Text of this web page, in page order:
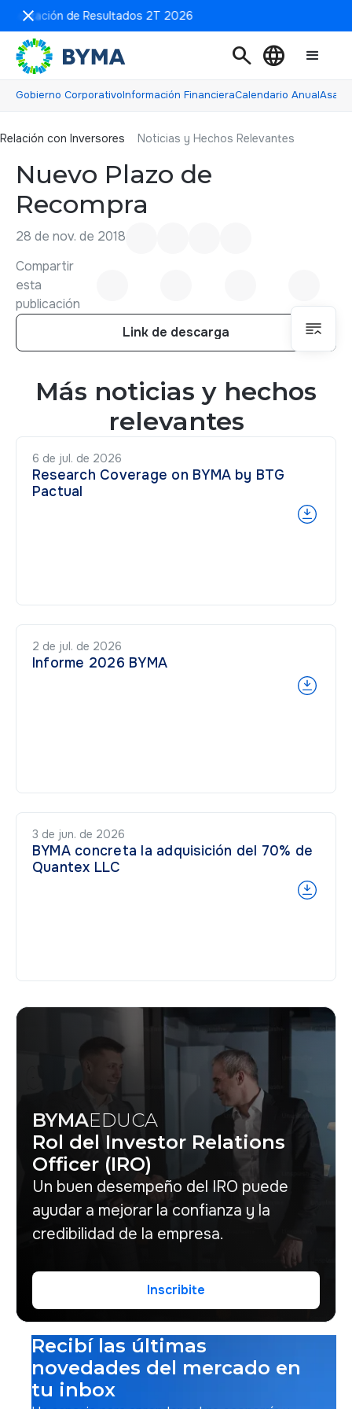
de Resultados 2T 2026
search language
Relación con inversores
Gobierno CorporativoInformación FinancieraCalendario Anual
Relación con Inversores Noticias y Hechos Relevantes
Nuevo Plazo de
Recompra
28 de nov. de 2018
Compartir
esta
publicación
Link de descarga
Más noticias y hechos
relevantes
6 de jul. de 2026
Research Coverage on BYMA by BTG
Pactual
2 de jul. de 2026
Informe 2026 BYMA
3 de jun. de 2026
BYMA concreta la adquisición del 70% de
Quantex LLC
BYMAEDUCA
Rol del Investor Relations
Officer (IRO)
Un buen desempeño del IRO puede
ayudar a mejorar la confianza y la
credibilidad de la empresa.
Inscribite
Recibí las últimas
novedades del mercado en
tu inbox